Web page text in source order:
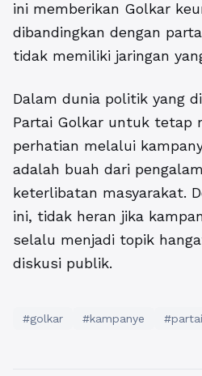
ini memberikan Golkar
dibandingkan dengan
tidak memiliki jaringan
Dalam dunia politik yang
Partai Golkar untuk tetap
perhatian melalui
adalah buah dari
keterlibatan masyarakat.
ini, tidak heran jika
selalu menjadi topik
diskusi publik.
#golkar #kampanye #partai